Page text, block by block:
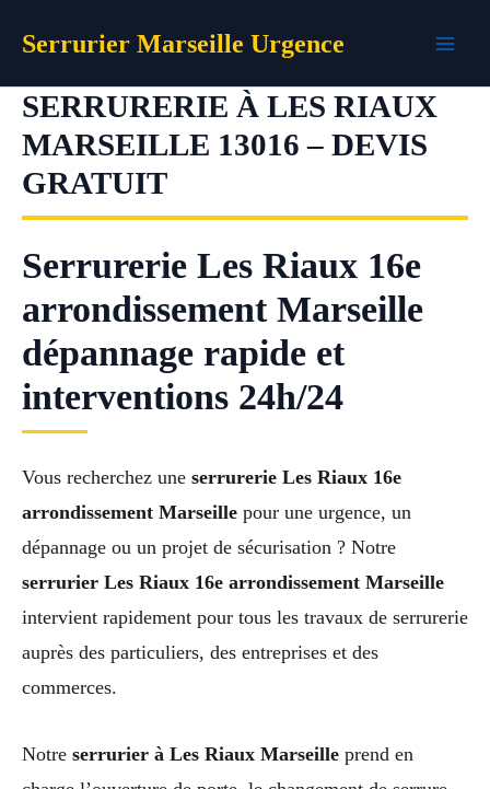
Serrurier Marseille Urgence
SERRURERIE À LES RIAUX
MARSEILLE 13016 – DEVIS
GRATUIT
Serrurerie Les Riaux 16e
arrondissement Marseille
dépannage rapide et
interventions 24h/24
Vous recherchez une serrurerie Les Riaux 16e
arrondissement Marseille pour une urgence, un
dépannage ou un projet de sécurisation ? Notre
serrurier Les Riaux 16e arrondissement Marseille
intervient rapidement pour tous les travaux de serrurerie
auprès des particuliers, des entreprises et des
commerces.
Notre serrurier à Les Riaux Marseille prend en